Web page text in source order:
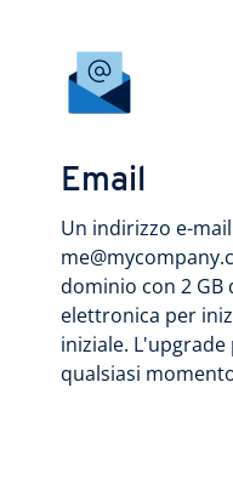
Email
Un indirizzo e-
dominio con 2 GB
elettronica per
iniziale.
qualsiasi